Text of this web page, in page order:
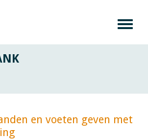
en voeten geven met